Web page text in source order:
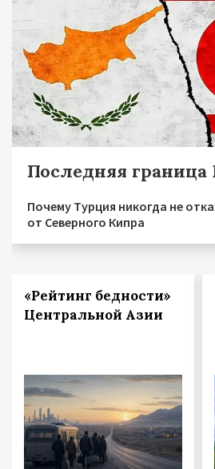
Последняя
Почему Турция никогда не
от Северного Кипра
«Рейтинг бедности»
Центральной Азии